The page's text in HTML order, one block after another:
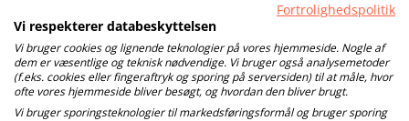
Fortrolighedspolitik
Vi respekterer databeskyttelsen
Vi bruger cookies og lignende teknologier på vores hjemmeside. Nogle af
dem er væsentlige og teknisk nødvendige. Vi bruger også analysemetoder
(f.eks. cookies eller fingeraftryk og sporing på serversiden) til at måle, hvor
ofte vores hjemmeside bliver besøgt, og hvordan den bliver brugt.
Vi bruger sporingsteknologier til markedsføringsformål og bruger sporing